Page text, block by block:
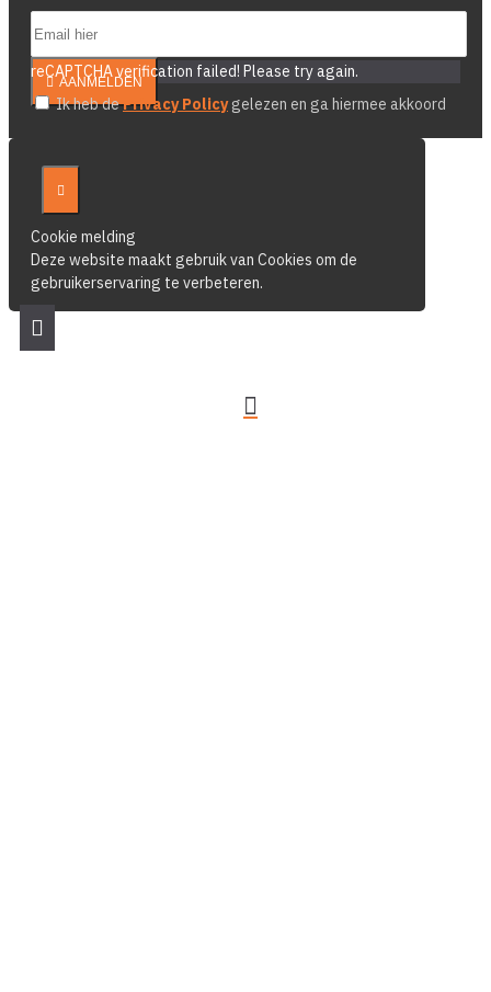
AANMELDEN
reCAPTCHA verification failed! Please try again.
Ik heb dePrivacy Policygelezen en ga hiermee akkoord
Cookie melding
Deze website maakt gebruik van Cookies om de
gebruikerservaring te verbeteren.